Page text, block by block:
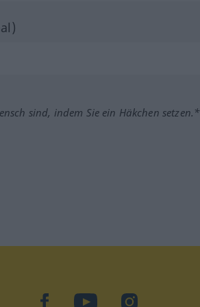
sind, indem Sie ein Häkchen setzen.*
facebookYouTubeInstagram